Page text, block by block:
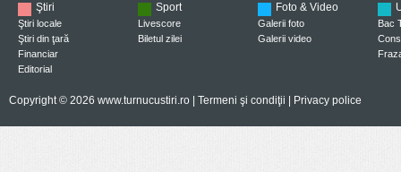
Ştiri
Ştiri locale
Ştiri din ţară
Financiar
Editorial
Sport
Livescore
Biletul zilei
Foto & Video
Galerii foto
Galerii video
Bac
Copyright © 2026 www.turnucustiri.ro | Termeni şi condiţii Privacy police